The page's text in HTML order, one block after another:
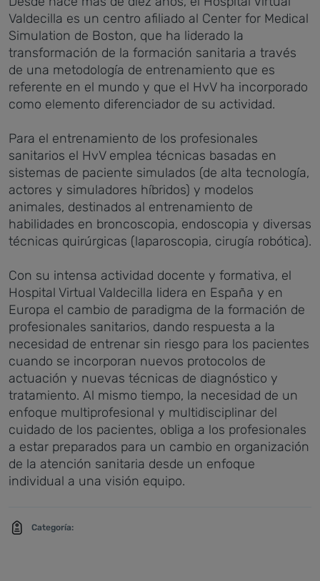
Valdecilla es un centro afiliado al Center for Medical
Simulation de Boston, que ha liderado la
transformación de la formación sanitaria a través
de una metodología de entrenamiento que es
referente en el mundo y que el HvV ha incorporado
como elemento diferenciador de su actividad.
Para el entrenamiento de los profesionales
sanitarios el HvV emplea técnicas basadas en
sistemas de paciente simulados (de alta tecnología,
actores y simuladores híbridos) y modelos
animales, destinados al entrenamiento de
habilidades en broncoscopia, endoscopia y diversas
técnicas quirúrgicas (laparoscopia, cirugía robótica).
Con su intensa actividad docente y formativa, el
Hospital Virtual Valdecilla lidera en España y en
Europa el cambio de paradigma de la formación de
profesionales sanitarios, dando respuesta a la
necesidad de entrenar sin riesgo para los pacientes
cuando se incorporan nuevos protocolos de
actuación y nuevas técnicas de diagnóstico y
tratamiento. Al mismo tiempo, la necesidad de un
enfoque multiprofesional y multidisciplinar del
cuidado de los pacientes, obliga a los profesionales
a estar preparados para un cambio en organización
de la atención sanitaria desde un enfoque
individual a una visión equipo.
Categoría: